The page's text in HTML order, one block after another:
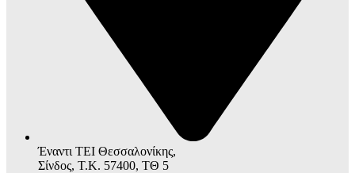
Έναντι ΤΕΙ Θεσσαλονίκης,
Σίνδος, Τ.Κ. 57400, ΤΘ 5